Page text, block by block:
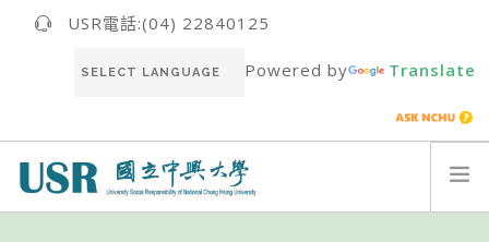
USR電話:(04) 22840125
Powered by Translate